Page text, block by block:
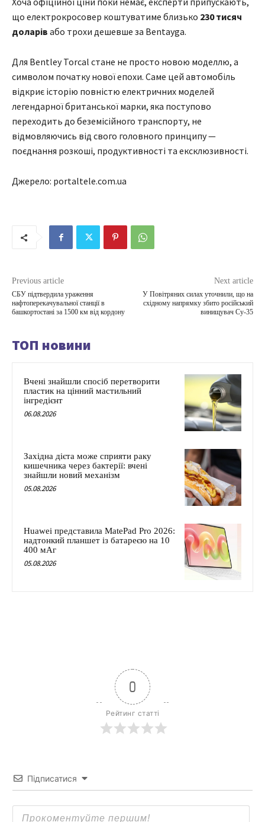
що електрокросовер коштуватиме близько 230 тисяч
доларів або трохи дешевше за Bentayga.
Для Bentley Torcal стане не просто новою моделлю, а
символом початку нової епохи. Саме цей автомобіль
відкриє історію повністю електричних моделей
легендарної британської марки, яка поступово
переходить до беземісійного транспорту, не
відмовляючись від свого головного принципу —
поєднання розкоші, продуктивності та ексклюзивності.
Джерело: portaltele.com.ua
Previous article
СБУ підтвердила ураження
нафтоперекачувальної станції в
башкортостані за 1500 км від кордону
Next article
У Повітряних силах уточнили, що на
східному напрямку збито російський
винищувач Су-35
ТОП новини
Вчені знайшли спосіб перетворити
пластик на цінний мастильний
інгредієнт
06.08.2026
Західна дієта може сприяти раку
кишечника через бактерії: вчені
знайшли новий механізм
05.08.2026
Huawei представила MatePad Pro 2026:
надтонкий планшет із батареєю на 10
400 мАг
05.08.2026
0
Рейтинг статті
Підписатися